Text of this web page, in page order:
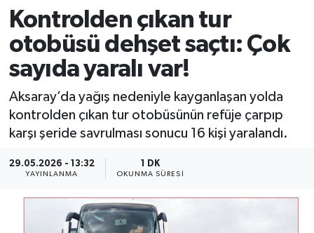
Kontrolden çıkan tur
otobüsü dehşet saçtı: Çok
sayıda yaralı var!
Aksaray’da yağış nedeniyle kayganlaşan yolda
kontrolden çıkan tur otobüsünün refüje çarpıp
karşı şeride savrulması sonucu 16 kişi yaralandı.
29.05.2026 - 13:32
YAYINLANMA
1 DK
OKUNMA SÜRESI
Ekonomi
Genel
Gündem
Resmi İlan
Türkiye
Yunusemre Trafik Yoğunluk Haritası
Süper Lig Puan Durumu ve Fikstür
Tüm Manşetler
Son Dakika Haberleri